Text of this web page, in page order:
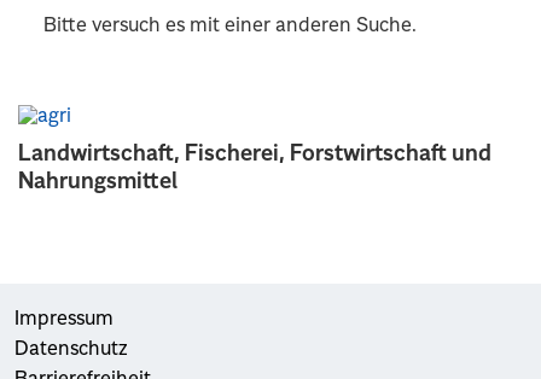
Landwirtschaft, Fischerei, Forstwirtschaft und
Nahrungsmittel
Bitte versuch es mit einer anderen Suche.
Impressum
Datenschutz